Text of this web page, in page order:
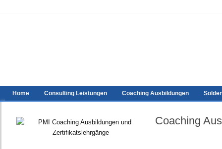
Home Consulting Leistungen Coaching Ausbildungen
Coaching